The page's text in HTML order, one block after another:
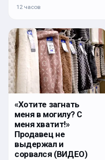
12 часов
«Хотите загнать
меня в могилу? С
меня хватит!»
Продавец не
выдержал и
сорвался (ВИДЕО)